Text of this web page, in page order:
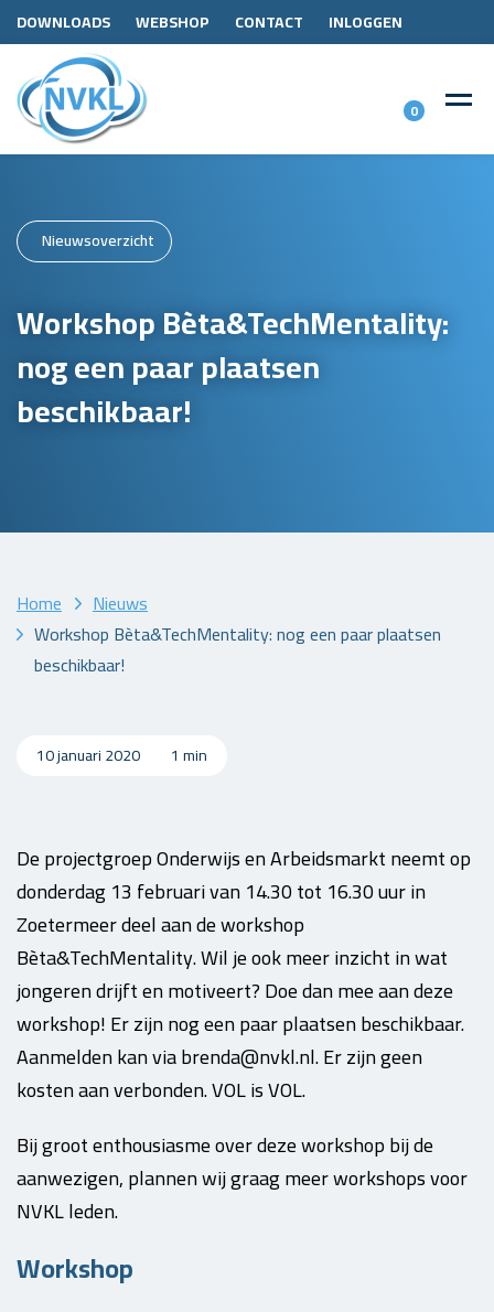
DOWNLOADS WEBSHOP CONTACT INLOGGEN
0
Nieuwsoverzicht
Workshop Bèta&TechMentality:
nog een paar plaatsen
beschikbaar!
Home
Nieuws
Workshop Bèta&TechMentality: nog een paar plaatsen
beschikbaar!
10 januari 2020 1 min
De projectgroep Onderwijs en Arbeidsmarkt neemt op
donderdag 13 februari van 14.30 tot 16.30 uur in
Zoetermeer deel aan de workshop
Bèta&TechMentality. Wil je ook meer inzicht in wat
jongeren drijft en motiveert? Doe dan mee aan deze
workshop! Er zijn nog een paar plaatsen beschikbaar.
Aanmelden kan via brenda@nvkl.nl. Er zijn geen
kosten aan verbonden. VOL is VOL.
Bij groot enthousiasme over deze workshop bij de
aanwezigen, plannen wij graag meer workshops voor
NVKL leden.
Workshop